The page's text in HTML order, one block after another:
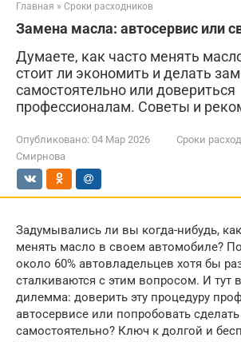
Главная » Сроки расходников
Замена масла: автосервис или
Думаете, как часто менять
стоит ли экономить и делать
самостоятельно или довериться
профессионалам. Советы и
Опубликовано: 04 Мар 2026 Сроки
Смирнова
Задумывались ли вы когда-нибудь,
менять масло в своем автомобиле? По
около 60% автовладельцев хотя бы
сталкиваются с этим вопросом. И тут
дилемма: доверить эту процедуру
автосервисе или попробовать
самостоятельно? Ключ к долгой и